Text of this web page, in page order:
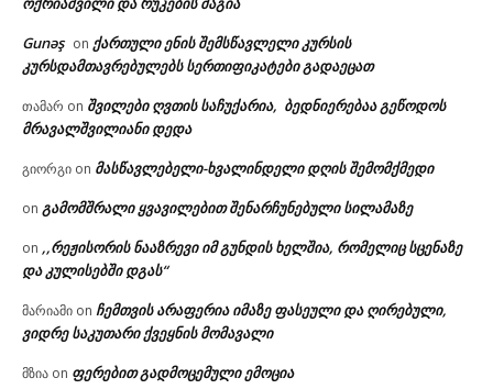
Gunəş on ქართული ენის შემსწავლელი კურსის
კურსდამთავრებულებს სერთიფიკატები გადაეცათ
თამარ on შვილები ღვთის საჩუქარია, ბედნიერებაა გეწოდოს
მრავალშვილიანი დედა
გიორგი on მასწავლებელი-ხვალინდელი დღის შემომქმედი
on გამომშრალი ყვავილებით შენარჩუნებული სილამაზე
on ,,რეჟისორის ნააზრევი იმ გუნდის ხელშია, რომელიც სცენაზე
და კულისებში დგას“
მარიამი on ჩემთვის არაფერია იმაზე ფასეული და ღირებული,
ვიდრე საკუთარი ქვეყნის მომავალი
მზია on ფერებით გადმოცემული ემოცია